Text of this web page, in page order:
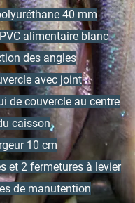
40 mm
alimentaire blanc
des angles
avec joint
de couvercle au centre
caisson
10 cm
et 2 fermetures à levier
de manutention